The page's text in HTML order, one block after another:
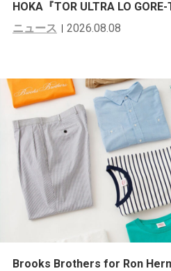
HOKA『TOR ULTRA LO
ニュース
2026.08.08
Brooks Brothers for Ron